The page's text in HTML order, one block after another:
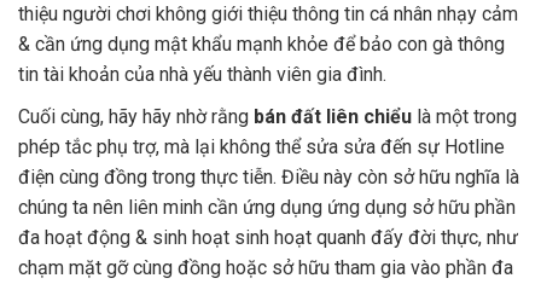
thiệu người chơi không giới thiệu thông tin cá nhân nhạy cảm
& cần ứng dụng mật khẩu mạnh khỏe để bảo con gà thông
tin tài khoản của nhà yếu thành viên gia đình.
Cuối cùng, hãy hãy nhờ rằng bán đất liên chiểu là một trong
phép tắc phụ trợ, mà lại không thể sửa sửa đến sự Hotline
điện cùng đồng trong thực tiễn. Điều này còn sở hữu nghĩa là
chúng ta nên liên minh cần ứng dụng ứng dụng sở hữu phần
đa hoạt động & sinh hoạt sinh hoạt quanh đấy đời thực, như
chạm mặt gỡ cùng đồng hoặc sở hữu tham gia vào phần đa